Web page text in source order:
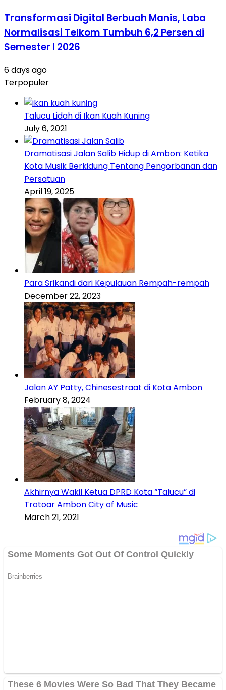
Transformasi Digital Berbuah Manis, Laba
Normalisasi Telkom Tumbuh 6,2 Persen di
Semester I 2026
6 days ago
Terpopuler
Talucu Lidah di Ikan Kuah Kuning
July 6, 2021
Dramatisasi Jalan Salib Hidup di Ambon: Ketika
Kota Musik Berkidung Tentang Pengorbanan dan
Persatuan
April 19, 2025
Para Srikandi dari Kepulauan Rempah-rempah
December 22, 2023
Jalan AY Patty, Chinesestraat di Kota Ambon
February 8, 2024
Akhirnya Wakil Ketua DPRD Kota “Talucu” di
Trotoar Ambon City of Music
March 21, 2021